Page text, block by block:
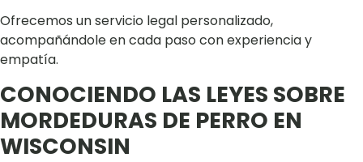
Ofrecemos un servicio legal personalizado,
acompañándole en cada paso con experiencia y
empatía.
CONOCIENDO LAS LEYES SOBRE
MORDEDURAS DE PERRO EN
WISCONSIN